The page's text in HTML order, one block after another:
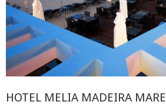
HOTEL MELIA MADEIRA MARE